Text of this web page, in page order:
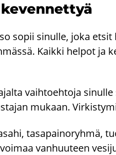
sopii si­nul­le, joka
Kaik­ki hel­pot
vaih­toeh­to­ja
mu­kaan.
ta­sa­pai­no­ryh­mä,
van­huu­teen